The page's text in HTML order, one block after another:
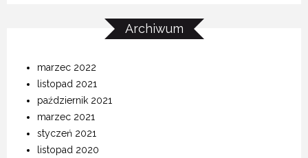
Archiwum
marzec 2022
listopad 2021
październik 2021
marzec 2021
styczeń 2021
listopad 2020